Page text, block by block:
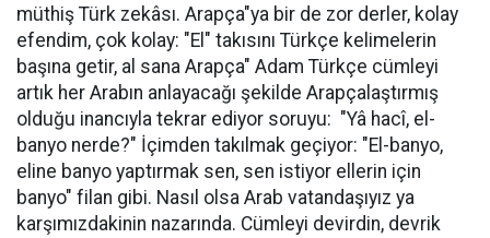
müthiş Türk zekâsı. Arapça"ya bir de zor derler, kolay
efendim, çok kolay: "El" takısını Türkçe kelimelerin
başına getir, al sana Arapça" Adam Türkçe cümleyi
artık her Arabın anlayacağı şekilde Arapçalaştırmış
olduğu inancıyla tekrar ediyor soruyu: "Yâ hacî, el-
banyo nerde?" İçimden takılmak geçiyor: "El-banyo,
eline banyo yaptırmak sen, sen istiyor ellerin için
banyo" filan gibi. Nasıl olsa Arab vatandaşıyız ya
karşımızdakinin nazarında. Cümleyi devirdin, devrik